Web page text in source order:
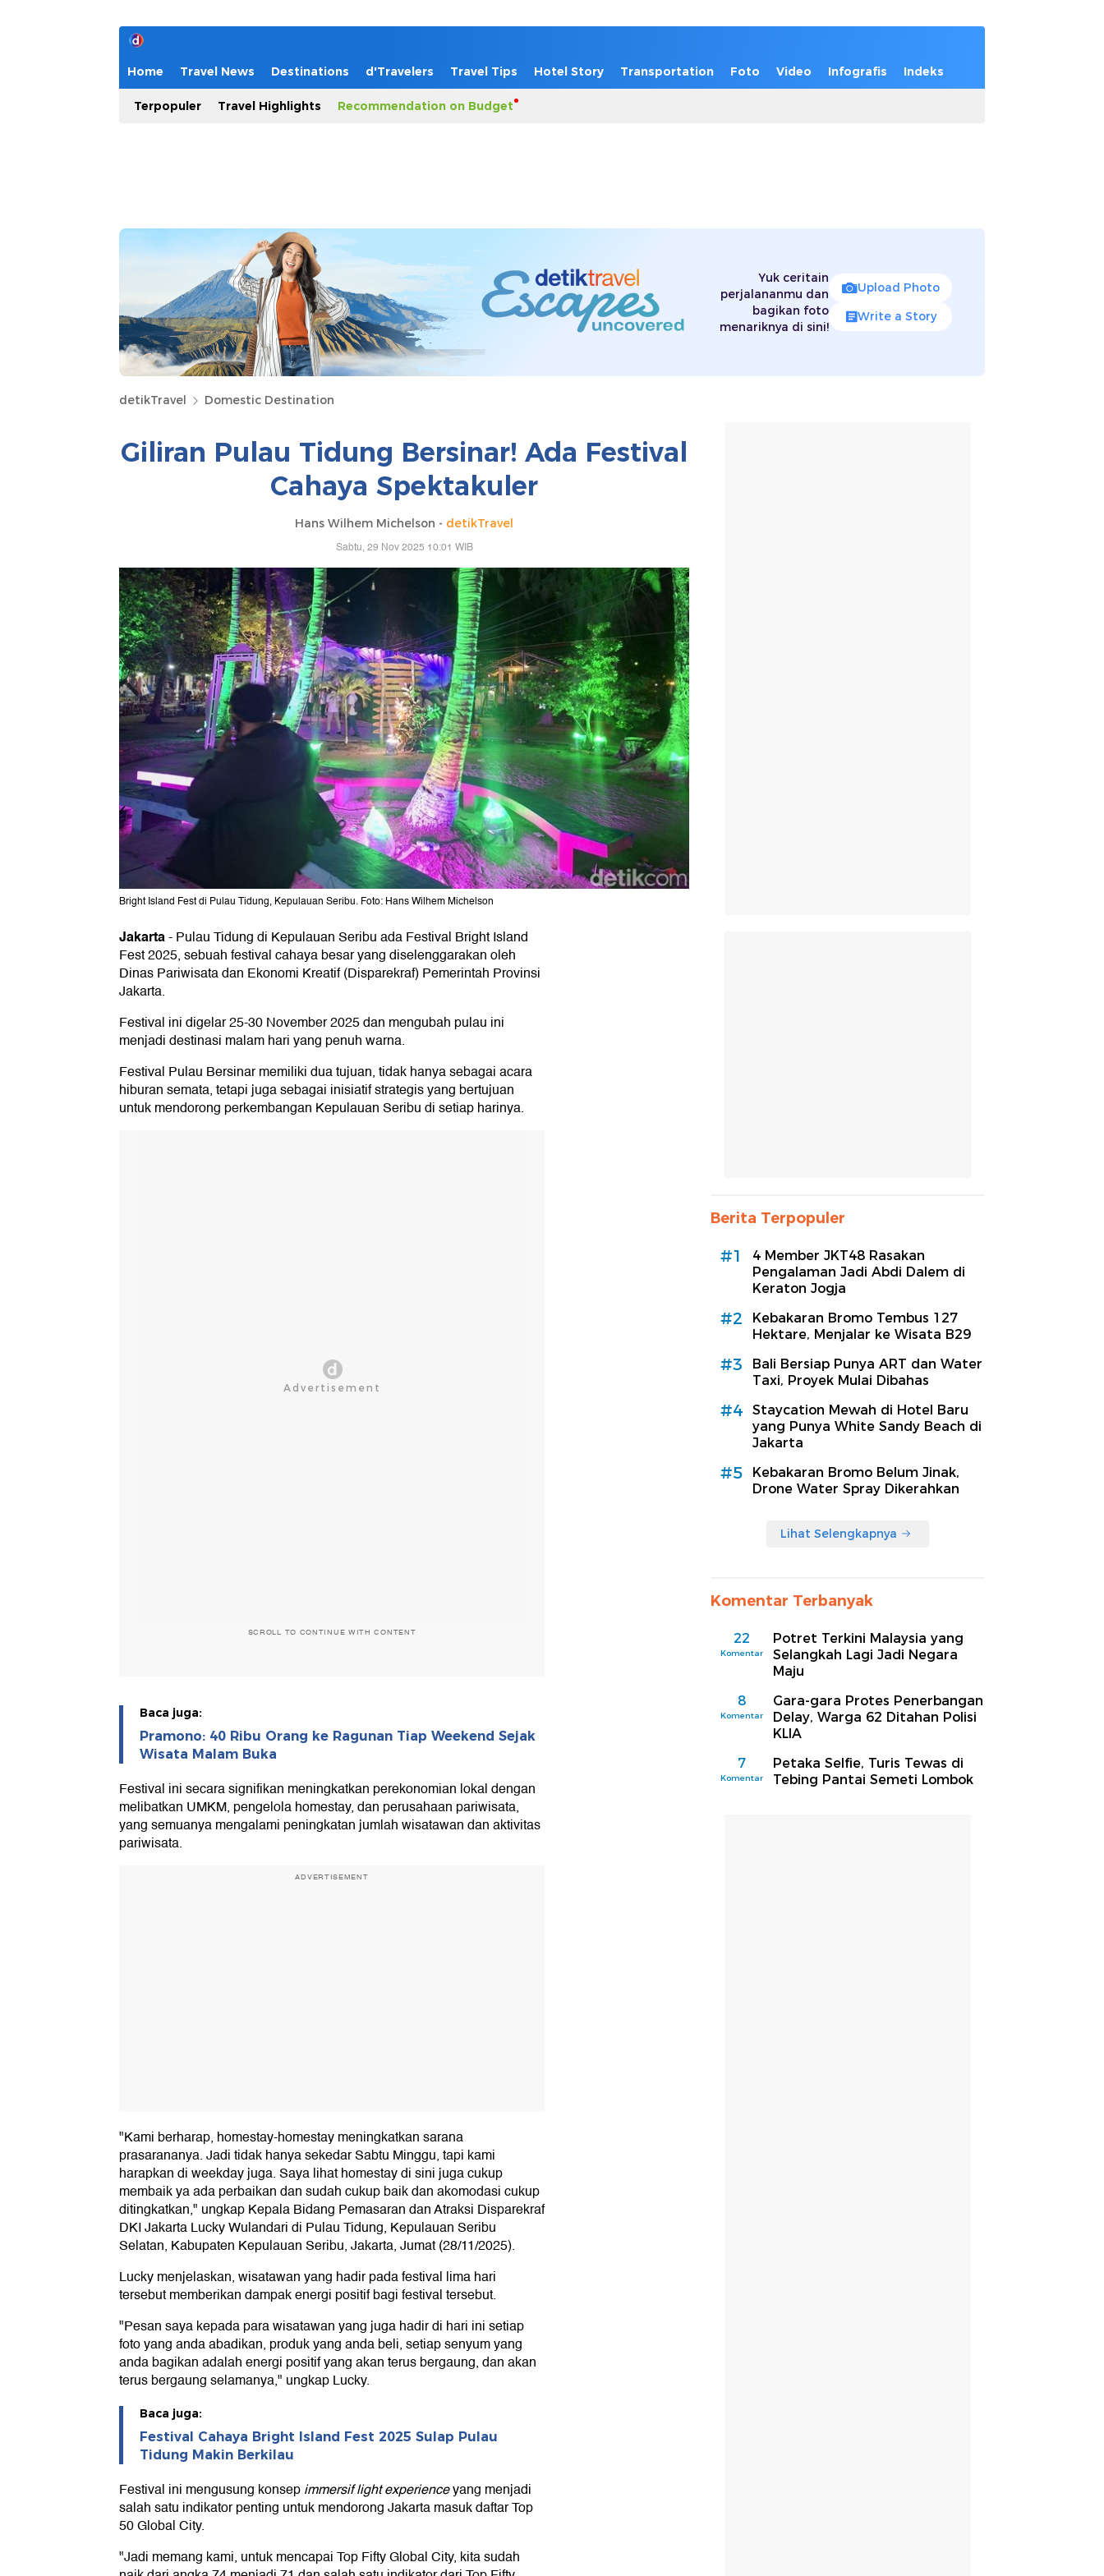
Home Travel News Destinations d'Travelers Travel Tips Hotel Story Transportation Foto Video Infografis Indeks
Terpopuler Travel Highlights Recommendation on Budget
Yuk ceritain
perjalananmu dan
bagikan foto
menariknya di sini!
Upload Photo
Write a Story
detikTravel Domestic Destination
Giliran Pulau Tidung Bersinar! Ada Festival
Cahaya Spektakuler
Hans Wilhem Michelson - detikTravel
Sabtu, 29 Nov 2025 10:01 WIB
Bright Island Fest di Pulau Tidung, Kepulauan Seribu. Foto: Hans Wilhem Michelson
Jakarta-Pulau Tidung di Kepulauan Seribu ada Festival Bright Island
Fest 2025, sebuah festival cahaya besar yang diselenggarakan oleh
Dinas Pariwisata dan Ekonomi Kreatif (Disparekraf) Pemerintah Provinsi
Jakarta.
Festival ini digelar 25-30 November 2025 dan mengubah pulau ini
menjadi destinasi malam hari yang penuh warna.
Festival Pulau Bersinar memiliki dua tujuan, tidak hanya sebagai acara
hiburan semata, tetapi juga sebagai inisiatif strategis yang bertujuan
untuk mendorong perkembangan Kepulauan Seribu di setiap harinya.
SCROLL TO CONTINUE WITH CONTENT
Baca juga:
Pramono: 40 Ribu Orang ke Ragunan Tiap Weekend Sejak
Wisata Malam Buka
Festival ini secara signifikan meningkatkan perekonomian lokal dengan
melibatkan UMKM, pengelola homestay, dan perusahaan pariwisata,
yang semuanya mengalami peningkatan jumlah wisatawan dan aktivitas
pariwisata.
ADVERTISEMENT
"Kami berharap, homestay-homestay meningkatkan sarana
prasarananya. Jadi tidak hanya sekedar Sabtu Minggu, tapi kami
harapkan di weekday juga. Saya lihat homestay di sini juga cukup
membaik ya ada perbaikan dan sudah cukup baik dan akomodasi cukup
ditingkatkan," ungkap Kepala Bidang Pemasaran dan Atraksi Disparekraf
DKI Jakarta Lucky Wulandari di Pulau Tidung, Kepulauan Seribu
Selatan, Kabupaten Kepulauan Seribu, Jakarta, Jumat (28/11/2025).
Lucky menjelaskan, wisatawan yang hadir pada festival lima hari
tersebut memberikan dampak energi positif bagi festival tersebut.
"Pesan saya kepada para wisatawan yang juga hadir di hari ini setiap
foto yang anda abadikan, produk yang anda beli, setiap senyum yang
anda bagikan adalah energi positif yang akan terus bergaung, dan akan
terus bergaung selamanya," ungkap Lucky.
Baca juga:
Festival Cahaya Bright Island Fest 2025 Sulap Pulau
Tidung Makin Berkilau
Festival ini mengusung konsepimmersif light experienceyang menjadi
salah satu indikator penting untuk mendorong Jakarta masuk daftar Top
50 Global City.
"Jadi memang kami, untuk mencapai Top Fifty Global City, kita sudah
Berita Terpopuler
#1
4 Member JKT48 Rasakan
Pengalaman Jadi Abdi Dalem di
Keraton Jogja
#2
Kebakaran Bromo Tembus 127
Hektare, Menjalar ke Wisata B29
#3
Bali Bersiap Punya ART dan Water
Taxi, Proyek Mulai Dibahas
#4
Staycation Mewah di Hotel Baru
yang Punya White Sandy Beach di
Jakarta
#5
Kebakaran Bromo Belum Jinak,
Drone Water Spray Dikerahkan
Lihat Selengkapnya
Komentar Terbanyak
22
Komentar
Potret Terkini Malaysia yang
Selangkah Lagi Jadi Negara
Maju
8
Komentar
Gara-gara Protes Penerbangan
Delay, Warga 62 Ditahan Polisi
KLIA
7
Komentar
Petaka Selfie, Turis Tewas di
Tebing Pantai Semeti Lombok